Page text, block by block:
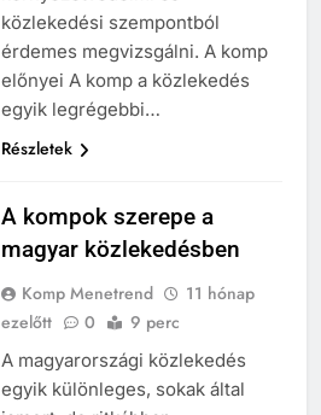
közlekedési szempontból
érdemes megvizsgálni. A komp
előnyei A komp a közlekedés
egyik legrégebbi…
Részletek
A kompok szerepe a
magyar közlekedésben
Komp Menetrend
11 hónap
ezelőtt
0 9 perc
A magyarországi közlekedés
egyik különleges, sokak által